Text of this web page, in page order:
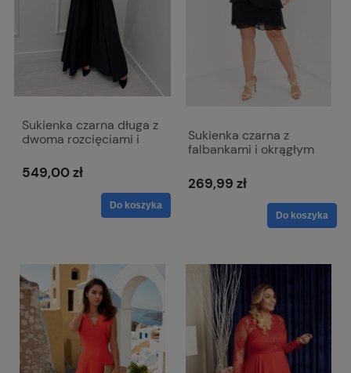
Sukienka czarna długa z
dwoma rozcięciami i
lekko mieniącego się
materiału - Milena
549,00 zł
Do koszyka
Sukienka czarna z
falbankami i okrągłym
269,99 zł
Do koszyka